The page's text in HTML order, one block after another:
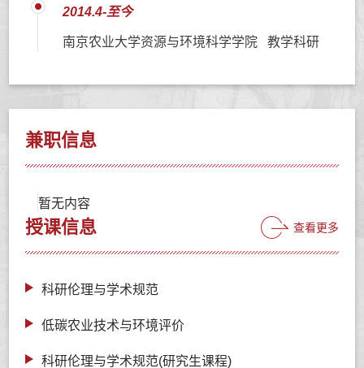
2014.4-至今
南京农业大学资源与环境科学学院 教学科研
兼职信息
暂无内容
授课信息 查看更多
科研伦理与学术规范
低碳农业技术与环境评价
科研伦理与学术规范(研究生课程)